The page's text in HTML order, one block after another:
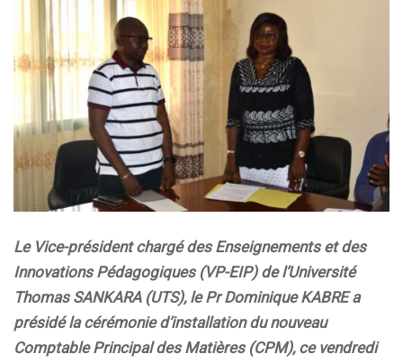
Le Vice-président chargé des Enseignements et des
Innovations Pédagogiques (VP-EIP) de l’Université
Thomas SANKARA (UTS), le Pr Dominique KABRE a
présidé la cérémonie d’installation du nouveau
Comptable Principal des Matières (CPM), ce vendredi